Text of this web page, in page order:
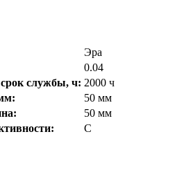
Эра
0.04
службы, ч: 2000 ч
50 мм
50 мм
C